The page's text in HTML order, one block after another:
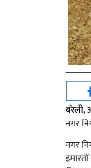
बरेली,
नगर
नगर